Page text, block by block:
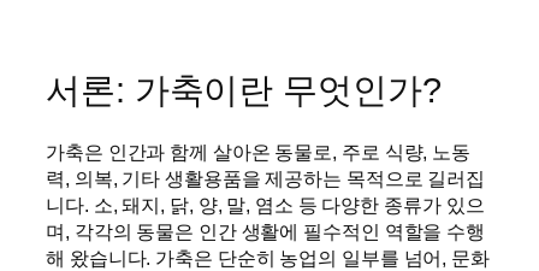
서론: 가축이란 무엇인가?
가축은 인간과 함께 살아온 동물로, 주로 식량, 노동
력, 의복, 기타 생활용품을 제공하는 목적으로 길러집
니다. 소, 돼지, 닭, 양, 말, 염소 등 다양한 종류가 있으
며, 각각의 동물은 인간 생활에 필수적인 역할을 수행
해 왔습니다. 가축은 단순히 농업의 일부를 넘어, 문화